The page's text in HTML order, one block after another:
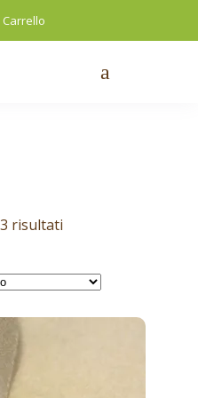
Carrello
risultati